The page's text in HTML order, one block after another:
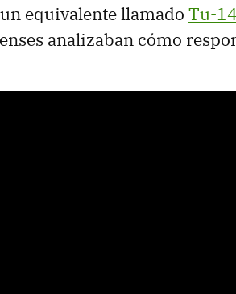
equivalente llamado Tu-
analizaban cómo